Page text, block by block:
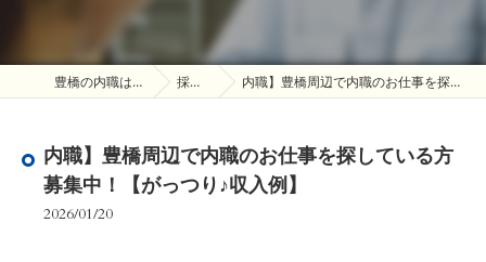
豊橋の内職は株式会社オオサワ 採用ブログ 内職】豊橋周辺で内職のお仕事を探している方募集中！【がっつり♪収入例】
内職】豊橋周辺で内職のお仕事を探している方
募集中！【がっつり♪収入例】
2026/01/20